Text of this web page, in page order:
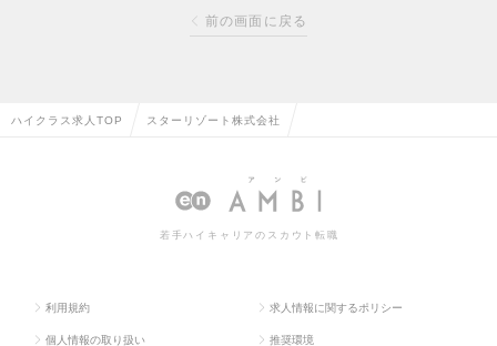
前の画面に戻る
ハイクラス求人TOP スターリゾート株式会社
若手ハイキャリアのスカウト転職
利用規約 求人情報に関するポリシー
個人情報の取り扱い 推奨環境